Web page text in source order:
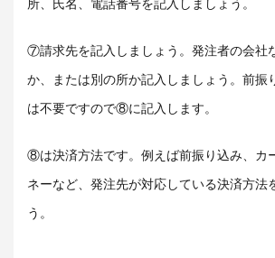
所、氏名、電話番号を記入しましょう。
⑦請求先を記入しましょう。発注者の会社
か、または別の所か記入しましょう。前振
は不要ですので⑧に記入します。
⑧は決済方法です。例えば前振り込み、カ
ネーなど、発注先が対応している決済方法
う。